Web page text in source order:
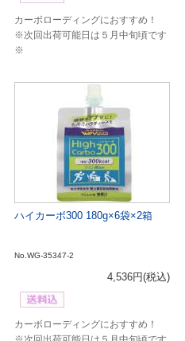
カーボローディングにおすすめ！
※次回出荷可能日は５月中旬頃です
※
ハイカーボ300 180g×6袋×2箱
No.WG-35347-2
4,536円(税込)
カーボローディングにおすすめ！